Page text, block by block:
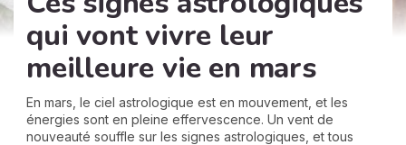
qui vont vivre leur
meilleure vie en mars
En mars, le ciel astrologique est en mouvement, et les
énergies sont en pleine effervescence. Un vent de
nouveauté souffle sur les signes astrologiques, et tous